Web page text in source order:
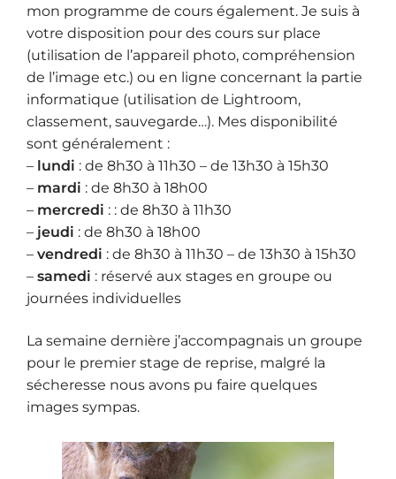
mon programme de cours également. Je suis à
votre disposition pour des cours sur place
(utilisation de l’appareil photo, compréhension
de l’image etc.) ou en ligne concernant la partie
informatique (utilisation de Lightroom,
classement, sauvegarde…). Mes disponibilité
sont généralement :
– lundi : de 8h30 à 11h30 – de 13h30 à 15h30
– mardi : de 8h30 à 18h00
– mercredi : : de 8h30 à 11h30
– jeudi : de 8h30 à 18h00
– vendredi : de 8h30 à 11h30 – de 13h30 à 15h30
– samedi : réservé aux stages en groupe ou
journées individuelles
La semaine dernière j’accompagnais un groupe
pour le premier stage de reprise, malgré la
sécheresse nous avons pu faire quelques
images sympas.